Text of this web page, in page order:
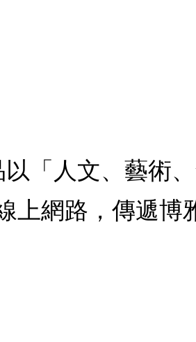
「人文、藝術
網路，傳遞博